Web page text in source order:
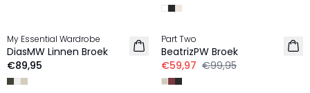
LINNEN
My Essential Wardrobe
DiasMW Linnen Broek
€89,95
LINNEN
-40%
Part Two
BeatrizPW Broek
€59,97 €99,95
-40% -30%